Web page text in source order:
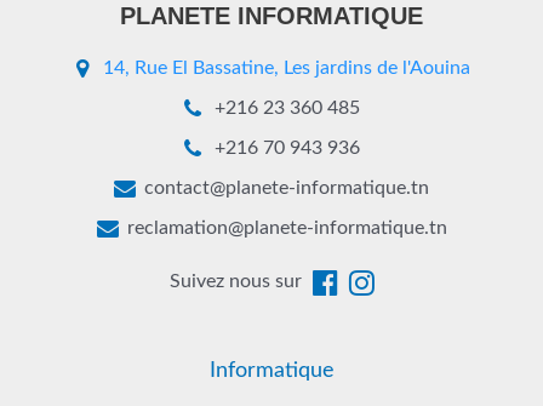
PLANETE INFORMATIQUE
14, Rue El Bassatine, Les jardins de l'Aouina
+216 23 360 485
+216 70 943 936
contact@planete-informatique.tn
reclamation@planete-informatique.tn
Suivez nous sur
Informatique